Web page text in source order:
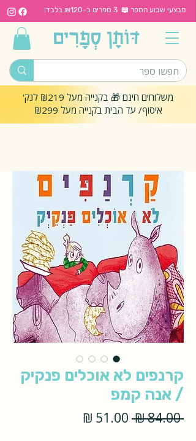
מבצעי שבוע הספר 📖 3 ספרים ב-₪120 בלבד!
משלוחים חינם 🎁 בקנייה מעל ₪219 לנק'
איסוף/ עד הבית בקנייה מעל ₪299
קרנפים לא אוכלים פנקיק
/ אנה קמפ
‏84.00 ‏₪
מחיר